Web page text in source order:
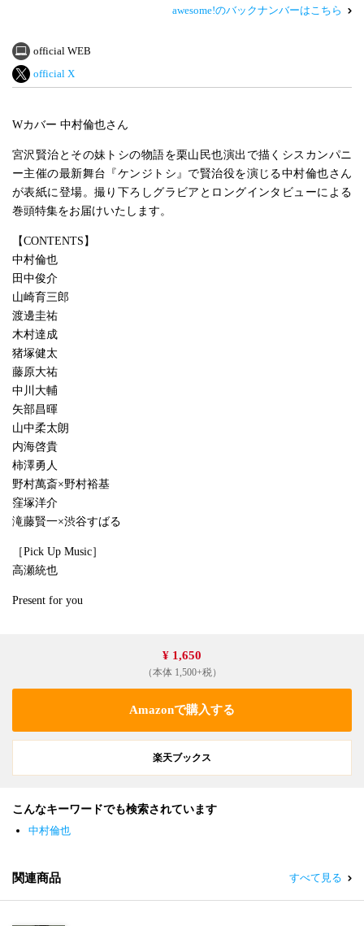
awesome!のバックナンバーはこちら
official WEB
official X
Wカバー 中村倫也さん
宮沢賢治とその妹トシの物語を栗山民也演出で描くシスカンパニ
ー主催の最新舞台『ケンジトシ』で賢治役を演じる中村倫也さん
が表紙に登場。撮り下ろしグラビアとロングインタビューによる
巻頭特集をお届けいたします。
【CONTENTS】
中村倫也
田中俊介
山崎育三郎
渡邊圭祐
木村達成
猪塚健太
藤原大祐
中川大輔
矢部昌暉
山中柔太朗
内海啓貴
柿澤勇人
野村萬斎×野村裕基
窪塚洋介
滝藤賢一×渋谷すばる
［Pick Up Music］
高瀬統也
Present for you
¥ 1,650
（本体 1,500+税）
Amazonで購入する
楽天ブックス
こんなキーワードでも検索されています
中村倫也
関連商品 すべて見る